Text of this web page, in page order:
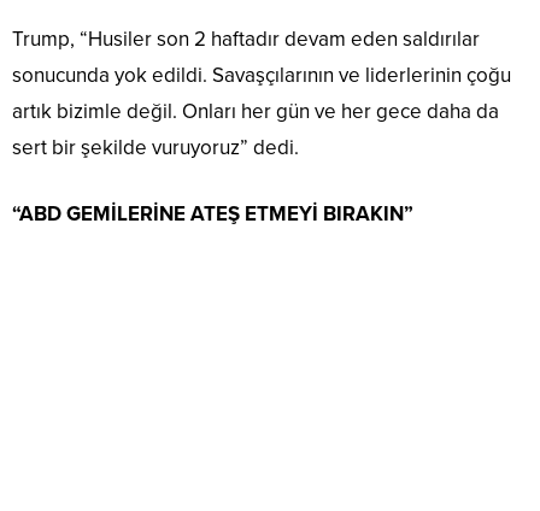
Trump, “Husiler son 2 haftadır devam eden saldırılar
sonucunda yok edildi. Savaşçılarının ve liderlerinin çoğu
artık bizimle değil. Onları her gün ve her gece daha da
sert bir şekilde vuruyoruz” dedi.
“ABD GEMİLERİNE ATEŞ ETMEYİ BIRAKIN”